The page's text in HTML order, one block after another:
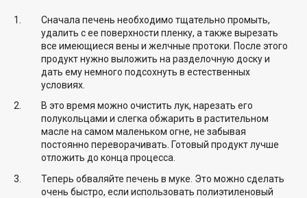
Сначала печень необходимо тщательно промыть,
удалить с ее поверхности пленку, а также вырезать
все имеющиеся вены и желчные протоки. После этого
продукт нужно выложить на разделочную доску и
дать ему немного подсохнуть в естественных
условиях.
В это время можно очистить лук, нарезать его
полукольцами и слегка обжарить в растительном
масле на самом маленьком огне, не забывая
постоянно переворачивать. Готовый продукт лучше
отложить до конца процесса.
Теперь обваляйте печень в муке. Это можно сделать
очень быстро, если использовать полиэтиленовый